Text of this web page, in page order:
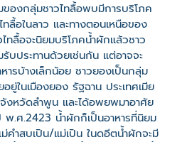
องกลุ่มชาวไทลื้อพบมีการบริโภค
ลื้อในลาว และทางตอนเหนือของ
ทลื้อจะนิยมบริโภคน้ำผักแล้วชาว
รับประทานด้วยเช่นกัน แต่อาจจะ
ารบ้างเล็กน้อย ชาวยองเป็นกลุ่ม
ยู่ในเมืองยอง รัฐฉาน ประเทศเมีย
งหวัดลำพูน และได้อพยพมาอาศัย
พ.ศ.2423 น้ำผักก็เป็นอาหารที่นิยม
คำสบเปิน/แม่เปิน ในดอีตน้ำผักจะมี